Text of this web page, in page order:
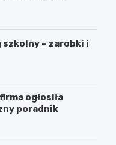
szkolny – zarobki i
ogłosiła
poradnik